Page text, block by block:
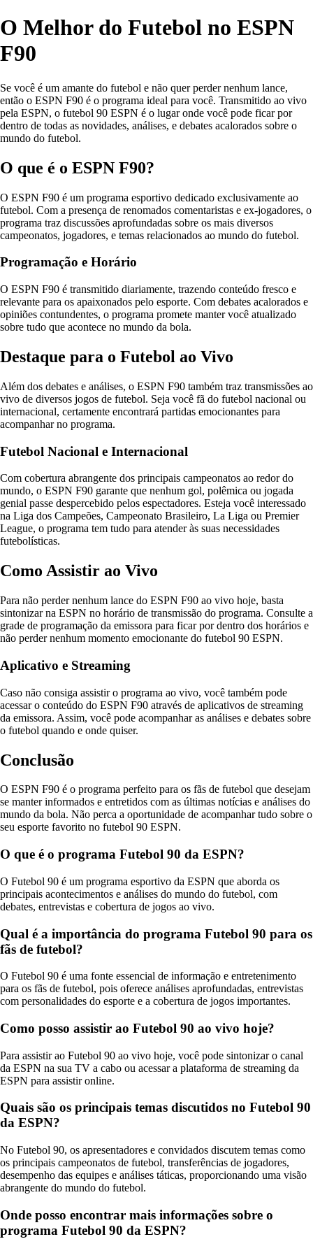
O Melhor do Futebol no ESPN
F90
Se você é um amante do futebol e não quer perder nenhum lance,
então o ESPN F90 é o programa ideal para você. Transmitido ao vivo
pela ESPN, o futebol 90 ESPN é o lugar onde você pode ficar por
dentro de todas as novidades, análises, e debates acalorados sobre o
mundo do futebol.
O que é o ESPN F90?
O ESPN F90 é um programa esportivo dedicado exclusivamente ao
futebol. Com a presença de renomados comentaristas e ex-jogadores, o
programa traz discussões aprofundadas sobre os mais diversos
campeonatos, jogadores, e temas relacionados ao mundo do futebol.
Programação e Horário
O ESPN F90 é transmitido diariamente, trazendo conteúdo fresco e
relevante para os apaixonados pelo esporte. Com debates acalorados e
opiniões contundentes, o programa promete manter você atualizado
sobre tudo que acontece no mundo da bola.
Destaque para o Futebol ao Vivo
Além dos debates e análises, o ESPN F90 também traz transmissões ao
vivo de diversos jogos de futebol. Seja você fã do futebol nacional ou
internacional, certamente encontrará partidas emocionantes para
acompanhar no programa.
Futebol Nacional e Internacional
Com cobertura abrangente dos principais campeonatos ao redor do
mundo, o ESPN F90 garante que nenhum gol, polêmica ou jogada
genial passe despercebido pelos espectadores. Esteja você interessado
na Liga dos Campeões, Campeonato Brasileiro, La Liga ou Premier
League, o programa tem tudo para atender às suas necessidades
futebolísticas.
Como Assistir ao Vivo
Para não perder nenhum lance do ESPN F90 ao vivo hoje, basta
sintonizar na ESPN no horário de transmissão do programa. Consulte a
grade de programação da emissora para ficar por dentro dos horários e
não perder nenhum momento emocionante do futebol 90 ESPN.
Aplicativo e Streaming
Caso não consiga assistir o programa ao vivo, você também pode
acessar o conteúdo do ESPN F90 através de aplicativos de streaming
da emissora. Assim, você pode acompanhar as análises e debates sobre
o futebol quando e onde quiser.
Conclusão
O ESPN F90 é o programa perfeito para os fãs de futebol que desejam
se manter informados e entretidos com as últimas notícias e análises do
mundo da bola. Não perca a oportunidade de acompanhar tudo sobre o
seu esporte favorito no futebol 90 ESPN.
O que é o programa Futebol 90 da ESPN?
O Futebol 90 é um programa esportivo da ESPN que aborda os
principais acontecimentos e análises do mundo do futebol, com
debates, entrevistas e cobertura de jogos ao vivo.
Qual é a importância do programa Futebol 90 para os
fãs de futebol?
O Futebol 90 é uma fonte essencial de informação e entretenimento
para os fãs de futebol, pois oferece análises aprofundadas, entrevistas
com personalidades do esporte e a cobertura de jogos importantes.
Como posso assistir ao Futebol 90 ao vivo hoje?
Para assistir ao Futebol 90 ao vivo hoje, você pode sintonizar o canal
da ESPN na sua TV a cabo ou acessar a plataforma de streaming da
ESPN para assistir online.
Quais são os principais temas discutidos no Futebol 90
da ESPN?
No Futebol 90, os apresentadores e convidados discutem temas como
os principais campeonatos de futebol, transferências de jogadores,
desempenho das equipes e análises táticas, proporcionando uma visão
abrangente do mundo do futebol.
Onde posso encontrar mais informações sobre o
programa Futebol 90 da ESPN?